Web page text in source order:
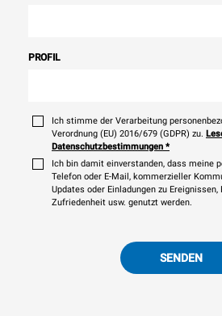
PROFIL
Ich stimme der Verarbeitung
Verordnung (EU) 2016/679 (GDPR) zu.
Datenschutzbestimmungen *
Ich bin damit einverstanden, dass meine
Telefon oder E-Mail, kommerzieller
Updates oder Einladungen zu Ereignissen,
Zufriedenheit usw. genutzt werden.
SENDEN